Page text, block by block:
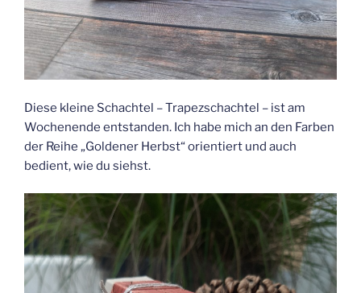
Diese kleine Schachtel – Trapezschachtel – ist am
Wochenende entstanden. Ich habe mich an den Farben
der Reihe „Goldener Herbst“ orientiert und auch
bedient, wie du siehst.